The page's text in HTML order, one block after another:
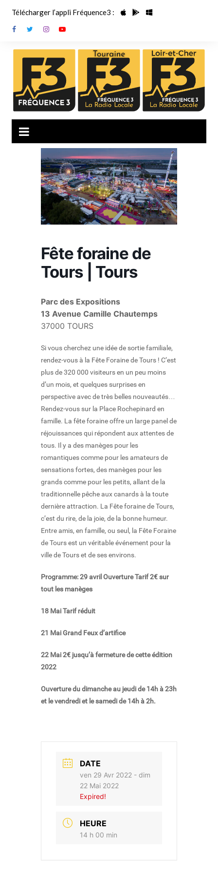
contenu
Télécharger l’appli Fréquence3 :
Fête foraine de
Tours | Tours
Parc des Expositions
13 Avenue Camille Chautemps
37000 TOURS
Si vous cherchez une idée de sortie familiale,
rendez-vous à la Fête Foraine de Tours ! C’est
plus de 320 000 visiteurs en un peu moins
d’un mois, et quelques surprises en
perspective avec de très belles nouveautés…
Rendez-vous sur la Place Rochepinard en
famille. La fête foraine offre un large panel de
réjouissances qui répondent aux attentes de
tous. Il y a des manèges pour les
romantiques comme pour les amateurs de
sensations fortes, des manèges pour les
grands comme pour les petits, allant de la
traditionnelle pêche aux canards à la toute
dernière attraction. La Fête foraine de Tours,
c’est du rire, de la joie, de la bonne humeur.
Entre amis, en famille, ou seul, la Fête Foraine
de Tours est un véritable événement pour la
ville de Tours et de ses environs.
Programme:29 avril Ouverture Tarif 2€ sur
tout les manèges
18 Mai Tarif réduit
21 Mai Grand Feux d’artifice
22 Mai 2€ jusqu’à fermeture de cette édition
2022
Ouverture du dimanche au jeudi de 14h à 23h
et le vendredi et le samedi de 14h à 2h.
DATE
ven 29 Avr 2022 - dim
22 Mai 2022
Expired!
HEURE
14 h 00 min